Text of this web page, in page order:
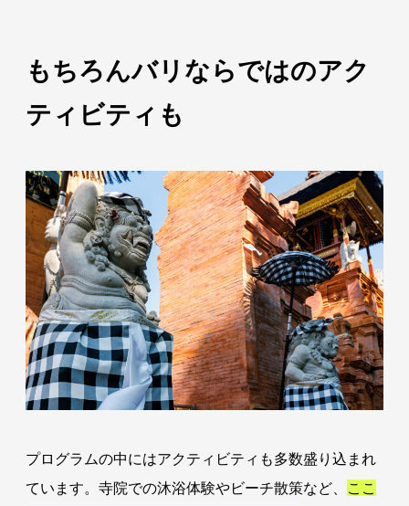
もちろんバリならではのアク
ティビティも
プログラムの中にはアクティビティも多数盛り込まれ
ています。寺院での沐浴体験やビーチ散策など、
ここ